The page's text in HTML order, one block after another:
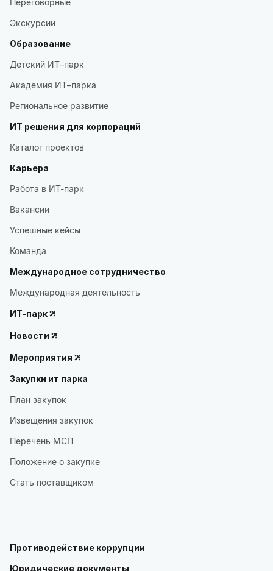
Переговорные
Экскурсии
Образование
Детский ИТ–парк
Академия ИТ–парка
Региональное развитие
ИТ решения для корпораций
Каталог проектов
Карьера
Работа в ИТ-парк
Вакансии
Успешные кейсы
Команда
Международное сотрудничество
Международная деятельность
ИТ-парк
Новости
Мероприятия
Закупки ит парка
План закупок
Извещения закупок
Перечень МСП
Положение о закупке
Стать поставщиком
Противодействие коррупции
Юридические документы